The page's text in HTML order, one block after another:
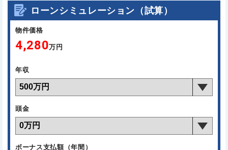
ローンシミュレーション（試算）
物件価格
4,280万円
年収
頭金
ボーナス支払額（年間）